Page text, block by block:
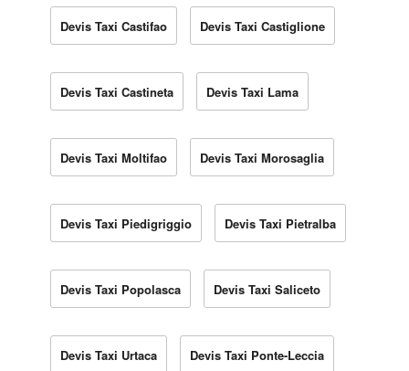
Devis Taxi Castifao Devis Taxi Castiglione
Devis Taxi Castineta Devis Taxi Lama
Devis Taxi Moltifao Devis Taxi Morosaglia
Devis Taxi Piedigriggio Devis Taxi Pietralba
Devis Taxi Popolasca Devis Taxi Saliceto
Devis Taxi Urtaca Devis Taxi Ponte-Leccia